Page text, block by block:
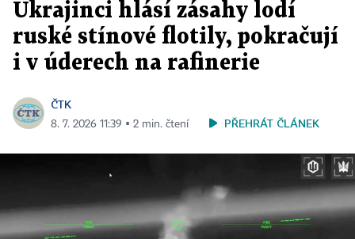
Ukrajinci hlásí zásahy lodí
ruské stínové flotily, pokračují
i v úderech na rafinerie
ČTK
8. 7. 2026 11:39 ▪ 2 min. čtení PŘEHRÁT ČLÁNEK